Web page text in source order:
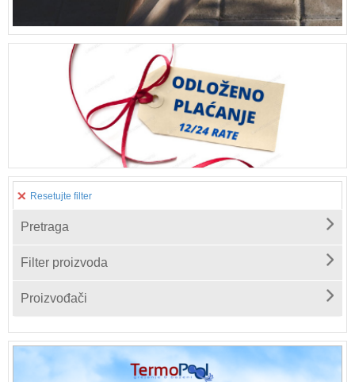
Resetujte filter
Pretraga
Filter proizvoda
Proizvođači